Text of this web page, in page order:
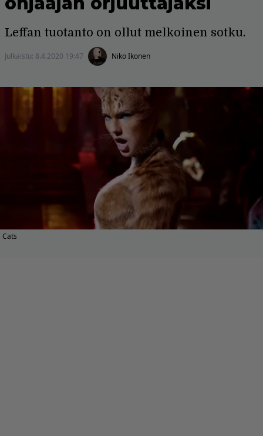
Leffan tuotanto on ollut melkoinen sotku.
Julkaistu: 8.4.2020 19:47 Niko Ikonen
Cats